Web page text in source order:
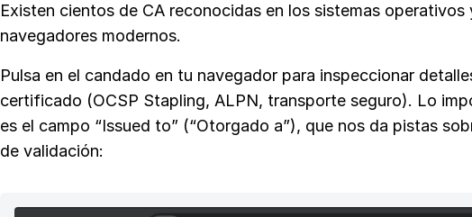
Existen cientos de CA reconocidas en los sistemas operativos
navegadores modernos.
Pulsa en el candado en tu navegador para inspeccionar
certificado (OCSP Stapling, ALPN, transporte seguro). Lo
es el campo “Issued to” (“Otorgado a”), que nos da pistas
de validación: